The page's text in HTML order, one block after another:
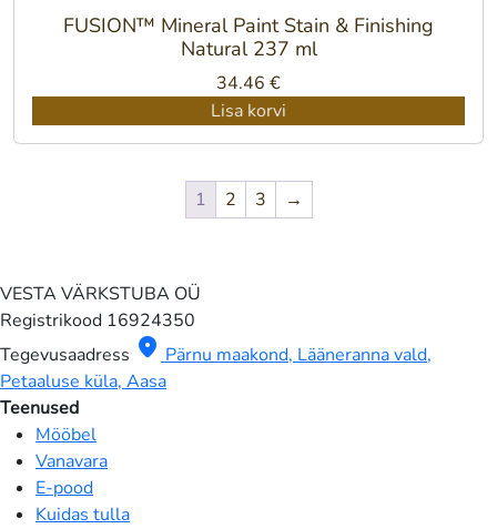
FUSION™ Mineral Paint Stain & Finishing
Natural 237 ml
34.46 €
Lisa korvi
1 2 3 →
VESTA VÄRKSTUBA OÜ
Registrikood 16924350
Tegevusaadress location_on Pärnu maakond, Lääneranna vald,
Petaaluse küla, Aasa
Teenused
Mööbel
Vanavara
E-pood
Kuidas tulla